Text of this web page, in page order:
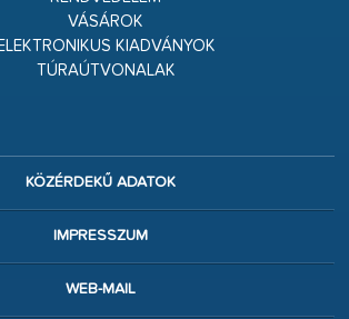
VÁSÁROK
KIADVÁNYOK
TÚRAÚTVONALAK
KÖZÉRDEKŰ ADATOK
IMPRESSZUM
WEB-MAIL